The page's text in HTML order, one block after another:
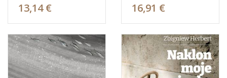
13,14 € 16,91 €